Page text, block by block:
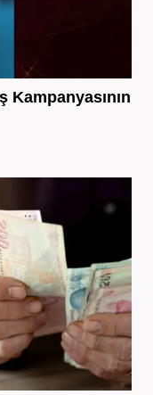
Kampanyasının